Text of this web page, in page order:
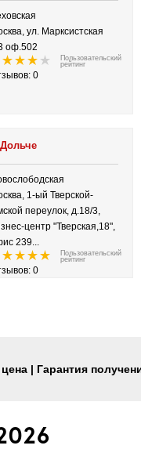
ул. Марксистская
оф.502
Пользовательский
рейтинг
0
1-ый Тверской-
переулок, д.18/3,
центр "Тверская,18",
239...
Пользовательский
рейтинг
0
| Гарантия